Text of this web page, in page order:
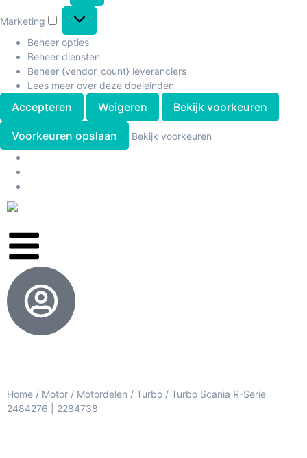
Marketing
Beheer opties
Beheer diensten
Beheer {vendor_count} leveranciers
Lees meer over deze doeleinden
Accepteren Weigeren Bekijk voorkeuren
Voorkeuren opslaan Bekijk voorkeuren
Home / Motor / Motordelen / Turbo / Turbo Scania R-Serie
2484276 | 2284738